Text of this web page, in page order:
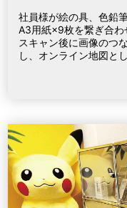
社員様が絵の具、色鉛
A3用紙×9枚を繋ぎ合わ
スキャン後に画像のつ
し、オンライン地図と